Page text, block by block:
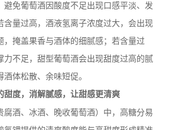
避免葡萄酒因酸度不足出现口感平淡、发
含量过高，酒液氢离子浓度过大，会出现
，掩盖果香与酒体的细腻感；若含量过
力不足，甜型葡萄酒会出现甜度过高的腻
体松散、余味短促。
甜度，消解腻感，让甜感更清爽
腐酒、冰酒、晚收葡萄酒）中，高糖分易